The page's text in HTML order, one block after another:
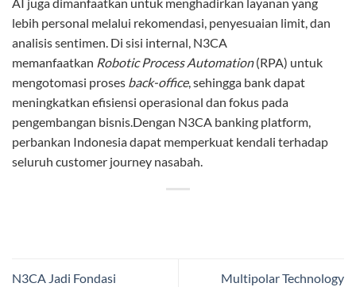
lebih personal melalui rekomendasi, penyesuaian limit, dan
analisis sentimen. Di sisi internal, N3CA
memanfaatkan Robotic Process Automation(RPA) untuk
mengotomasi proses back-office, sehingga bank dapat
meningkatkan efisiensi operasional dan fokus pada
pengembangan bisnis.Dengan N3CA banking platform,
perbankan Indonesia dapat memperkuat kendali terhadap
seluruh customer journey nasabah.
N3CA Jadi Fondasi
Multipolar Technology